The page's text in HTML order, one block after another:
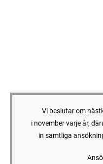
Vi beslutar om
i november varje år,
in samtliga